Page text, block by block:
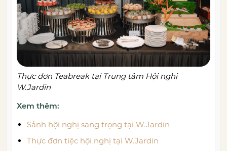
Thực đơn Teabreak tại Trung tâm Hội nghị
W.Jardin
Xem thêm:
Sảnh hội nghị sang trọng tại W.Jardin
Thực đơn tiệc hội nghị tại W.Jardin